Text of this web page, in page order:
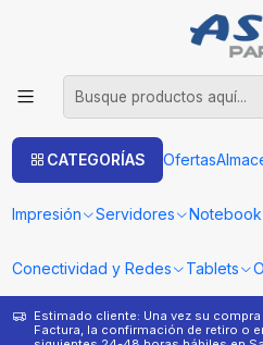
CATEGORÍAS Ofertas
Impresión Servidores Notebook
Conectividad y Redes Tablets
Estimado cliente: Una vez su
Factura, la confirmación de retiro o